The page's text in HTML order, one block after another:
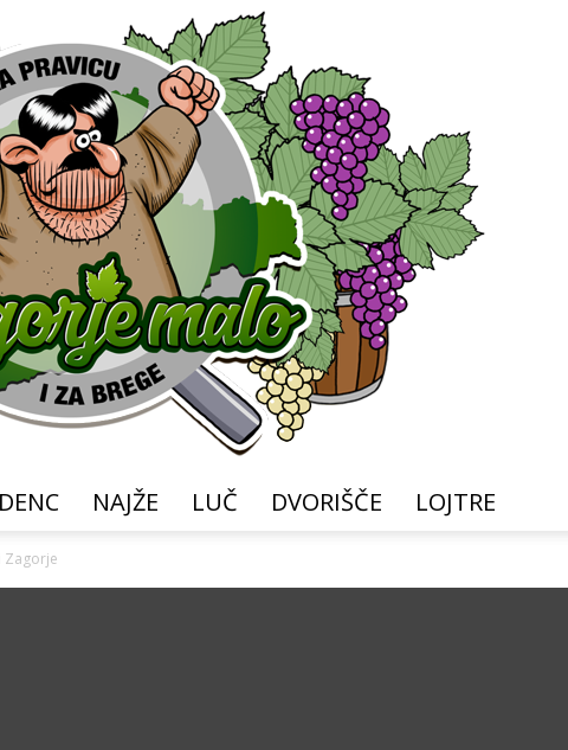
NAJŽE LUČ DVORIŠČE LOJTRE
Zagorje